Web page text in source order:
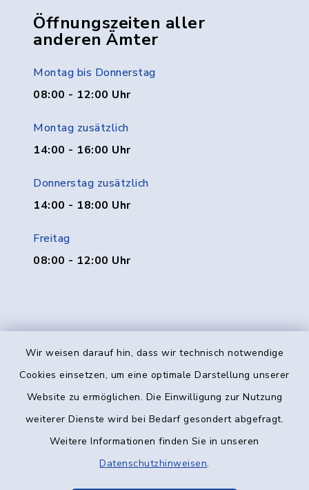
Wir weisen darauf hin, dass wir technisch notwendige
Cookies einsetzen, um eine optimale Darstellung unserer
Website zu ermöglichen. Die Einwilligung zur Nutzung
weiterer Dienste wird bei Bedarf gesondert abgefragt.
Weitere Informationen finden Sie in unseren
Datenschutzhinweisen.
Öffnungszeiten aller
anderen Ämter
Montag bis Donnerstag
08:00 - 12:00 Uhr
Montag zusätzlich
14:00 - 16:00 Uhr
Donnerstag zusätzlich
14:00 - 18:00 Uhr
Freitag
08:00 - 12:00 Uhr
Kontakt
Datenschutz